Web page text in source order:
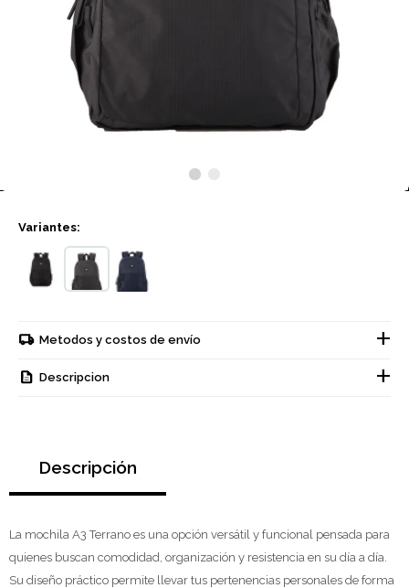
Variantes:
Metodos y costos de envío
Descripcion
Descripción
La mochila A3 Terrano es una opción versátil y funcional pensada para
quienes buscan comodidad, organización y resistencia en su día a día.
Su diseño práctico permite llevar tus pertenencias personales de forma